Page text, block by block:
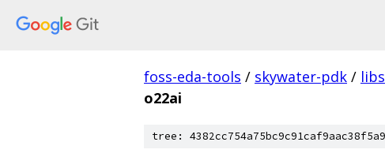
foss-eda-tools / skywater-pdk / libs
o22ai
tree: